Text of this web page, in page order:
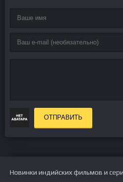
ОТПРАВИТЬ
Новинки индийских фильмов и